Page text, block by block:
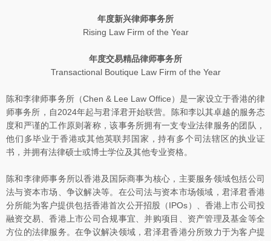
年度新兴律师事务所
Rising Law Firm of the Year
年度交易精品律师事务所
Transactional Boutique Law Firm of the Year
陈和李律师事务所（Chen & Lee Law Office）是一家设立于香港的律
师事务所，自2024年起与君泽君开始联营。陈和李以其卓越的服务态
度和严谨的工作原则著称，该事务所拥有一支专业法律服务的团队，
他们多毕业于香港或其他英联邦国家，持有多个司法辖区的执业证
书，并拥有法律硕士或博士学位及其他专业资格。
陈和李律师事务所以香港及国际商事为核心，主要服务领域包括公司
法与资本市场、争议解决等。在公司法与资本市场领域，君泽君香港
分所能为客户提供包括香港首次公开招股（IPOs）、香港上市公司投
融资交易、香港上市公司合规事宜、并购项目、资产管理及基金等全
方位的法律服务。在争议解决领域，君泽君香港分所致力于为客户提